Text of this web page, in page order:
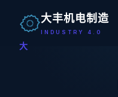
大
大丰机电制造
INDUSTRY 4.0